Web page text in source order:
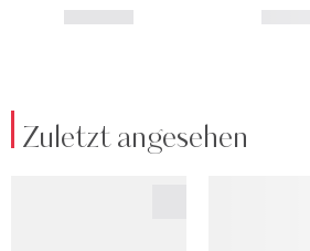
Zuletzt angesehen